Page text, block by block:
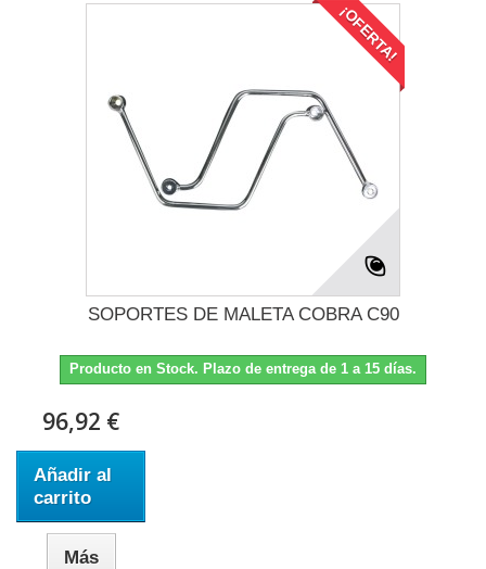
¡OFERTA!
SOPORTES DE MALETA COBRA C90
Producto en Stock. Plazo de entrega de 1 a 15 días.
96,92 €
Añadir al
carrito
Más